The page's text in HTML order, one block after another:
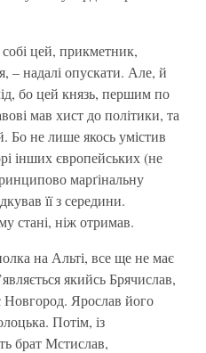
цей, прикметник,
– надалі опускати. Але, й
бо цей князь, першим по
мав хист до політики, та
Бо не лише якось умістив
інших європейських (не
марґінальну
її з середини.
стані, ніж отримав.
на Альті, все ще не має
якийсь Брячислав,
Ярослав його
Потім, із
брат Мстислав,